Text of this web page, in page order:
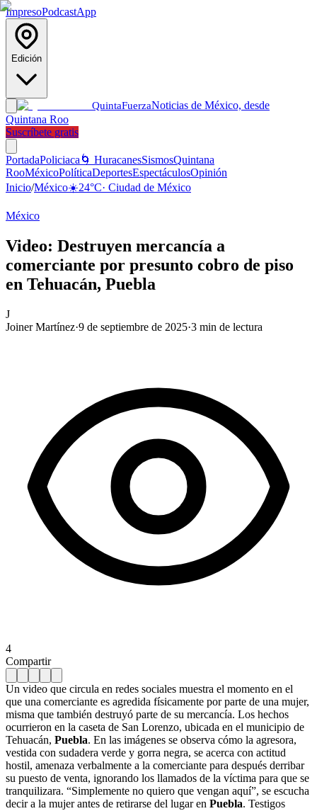
ImpresoPodcastApp
Edición
QuintaFuerzaNoticias de México, desde
Quintana Roo
Suscríbete gratis
PortadaPoliciaca 🌀 HuracanesSismosQuintana
RooMéxicoPolíticaDeportesEspectáculosOpinión
Inicio/México☀️24°C· Ciudad de México
México
Video: Destruyen mercancía a
comerciante por presunto cobro de piso
en Tehuacán, Puebla
J
Joiner Martínez·9 de septiembre de 2025·3 min de lectura
4
Compartir
Un video que circula en redes sociales muestra el momento en el
que una comerciante es agredida físicamente por parte de una mujer,
misma que también destruyó parte de su mercancía. Los hechos
ocurrieron en la caseta de San Lorenzo, ubicada en el municipio de
Tehuacán, Puebla. En las imágenes se observa cómo la agresora,
vestida con sudadera verde y gorra negra, se acerca con actitud
hostil, amenaza verbalmente a la comerciante para después derribar
su puesto de venta, ignorando los llamados de la víctima para que se
tranquilizara. “Simplemente no quiero que vengan aquí”, se escucha
decir a la mujer antes de retirarse del lugar en Puebla. Testigos